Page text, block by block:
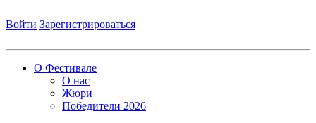
Войти Зарегистрироваться
О Фестивале
О нас
Жюри
Победители 2026